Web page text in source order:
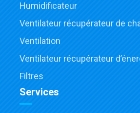
Humidificateur
Ventilateur récupérateur de
Ventilation
Ventilateur récupérateur
Filtres
Services